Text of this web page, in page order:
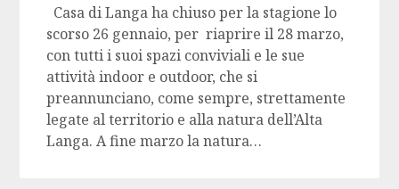
Casa di Langa ha chiuso per la stagione lo
scorso 26 gennaio, per riaprire il 28 marzo,
con tutti i suoi spazi conviviali e le sue
attività indoor e outdoor, che si
preannunciano, come sempre, strettamente
legate al territorio e alla natura dell’Alta
Langa. A fine marzo la natura…